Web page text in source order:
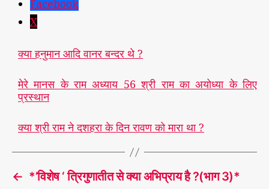
Facebook
X
क्या हनुमान आदि वानर बन्दर थे ?
मेरे मानस के राम अध्याय 56 श्री राम का अयोध्या के लिए
प्रस्थान
क्या श्री राम ने दशहरा के दिन रावण को मारा था ?
← *’विशेष ‘ त्रिगुणातीत से क्या अभिप्राय है ?(भाग 3)*